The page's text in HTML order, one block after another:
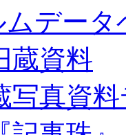
データ
蔵資料
写真資